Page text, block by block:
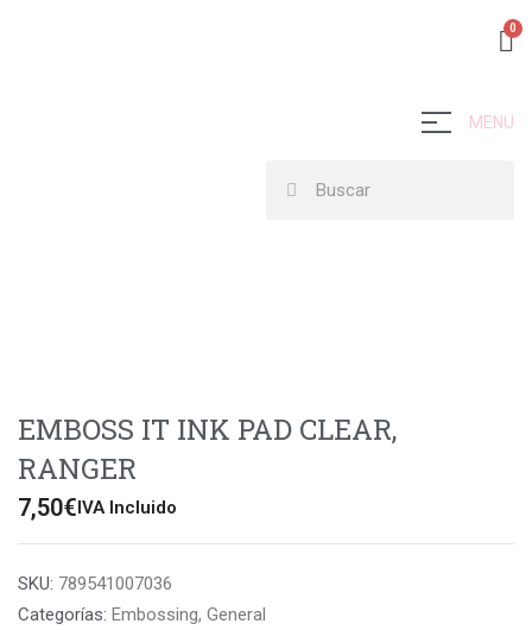
MENU
EMBOSS IT INK PAD CLEAR,
RANGER
7,50€IVA Incluido
SKU: 789541007036
Categorías: Embossing, General